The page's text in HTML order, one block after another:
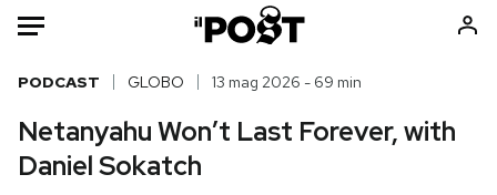
Auto
HOME
PODCAST GLOBO 13 mag 2026 - 69 min
Netanyahu Won’t Last Forever, with
Daniel Sokatch